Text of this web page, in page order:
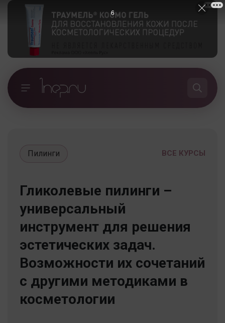
ВСЕ КУРСЫ
Пилинги
Гликолевые пилинги –
универсальный
инструмент для решения
эстетических задач.
Возможности их сочетаний
с другими методиками в
косметологии
5